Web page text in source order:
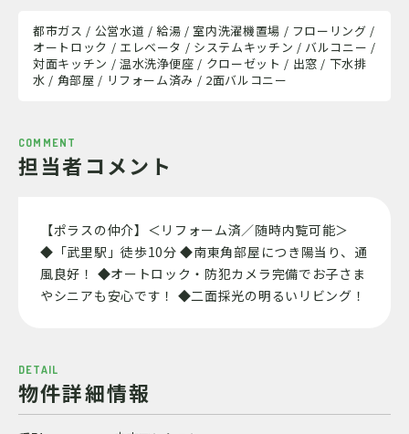
都市ガス / 公営水道 / 給湯 / 室内洗濯機置場 / フローリング /
オートロック / エレベータ / システムキッチン / バルコニー /
対面キッチン / 温水洗浄便座 / クローゼット / 出窓 / 下水排
水 / 角部屋 / リフォーム済み / 2面バルコニー
COMMENT
担当者コメント
【ポラスの仲介】＜リフォーム済／随時内覧可能＞
◆「武里駅」徒歩10分 ◆南東角部屋につき陽当り、通
風良好！ ◆オートロック・防犯カメラ完備でお子さま
やシニアも安心です！ ◆二面採光の明るいリビング！
DETAIL
物件詳細情報